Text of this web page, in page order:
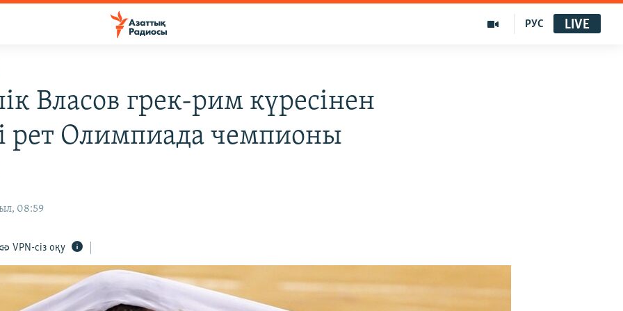
РУС LIVE
Власов грек-рим күресінен
рет Олимпиада чемпионы
08:59
VPN-сіз оқу